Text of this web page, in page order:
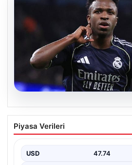
07.08.2026
Vinicius Jr. Real Madrid
güvence altına aldı
Vinicius Junior için beklenen karar
Madrid,…
Piyasa Verileri
USD 47.74